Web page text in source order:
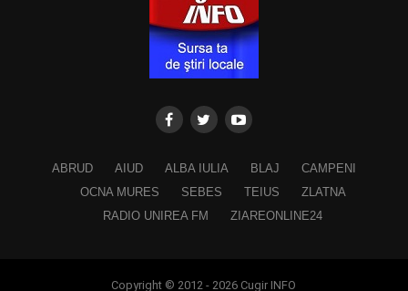
ABRUD AIUD ALBA IULIA BLAJ
CAMPENI
OCNA MURES
SEBES TEIUS
ZLATNA
RADIO UNIREA FM
ZIAREONLINE24
Copyright © 2012 - 2026 Cugir INFO